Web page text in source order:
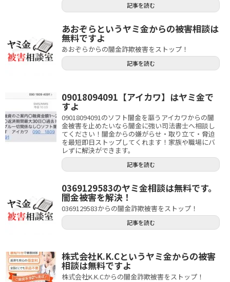
記事を読む
あおぞらというヤミ金からの被害相談は
無料ですよ
あおぞらからの闇金詐欺被害をストップ！
記事を読む
09018094091【アイカワ】はヤミ金で
すよ
09018094091のソフト闇金を謳うアイカワからの闇
金被害を止めたいなら闇金に強い司法書士へ相談し
てください！闇金からの嫌がらせ・取り立て・脅迫
を最短即日ストップしてくれます！家族や職場にバ
レずに解決ができます。
記事を読む
0369129583のヤミ金相談は無料です。
闇金被害を解決！
0369129583からの闇金詐欺被害をストップ！
記事を読む
株式会社K.K.Cというヤミ金からの被害
相談は無料ですよ
株式会社K.K.Cからの闇金詐欺被害をストップ！